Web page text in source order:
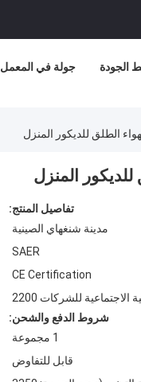
جولة في المعمل الجودة
الطلق للديكور المنزل
المنزل
تفاصيل المنتج:
مدينة شنغهاي الصينية
SAER
CE Certification
الاجتماعية للشركات 2200
شروط الدفع والشحن:
1 مجموعة
قابل للتفاوض